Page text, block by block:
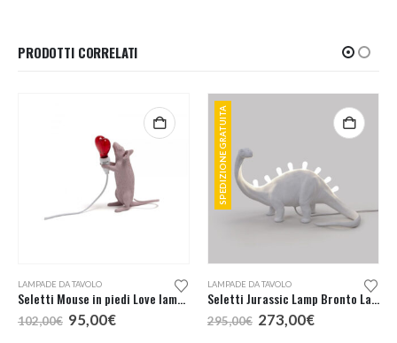
PRODOTTI CORRELATI
LAMPADE DA TAVOLO
Seletti Mouse in piedi Love lampada tavolo
102,00€ Il
prezzo
95,00€Il
SPEDIZIONE GRATUITA
LAMPADE DA TAVOLO
Seletti Jurassic Lamp Bronto Lampada da Tavolo
295,00€ Il
prezzo
273,00€Il